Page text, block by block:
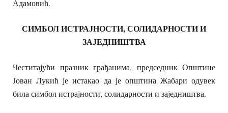
Адамовић.
СИМБОЛ ИСТРАЈНОСТИ, СОЛИДАРНОСТИ И
ЗАЈЕДНИШТВА
Честитајући празник грађанима, председник Општине
Јован Лукић је истакао да је општина Жабари одувек
била симбол истрајности, солидарности и заједништва.